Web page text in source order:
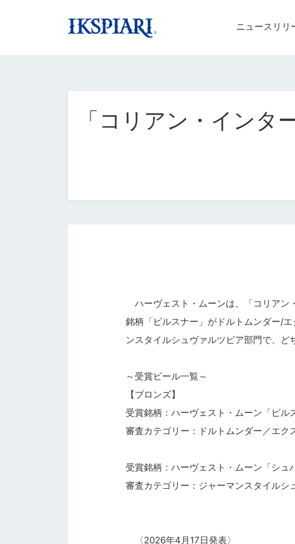
ニュースリリ
「コリアン・イン
ハーヴェスト・ムーンは、「コリアン
銘柄「ピルスナー」がドルトムンダー/
ンスタイルシュヴァルツビア部門で、ど
～受賞ビール一覧～
【ブロンズ】
受賞銘柄：ハーヴェスト・ムーン「ピル
審査カテゴリー：ドルトムンダー／エ
受賞銘柄：ハーヴェスト・ムーン「シュ
審査カテゴリー：ジャーマンスタイルシ
〈2026年4月17日発表〉